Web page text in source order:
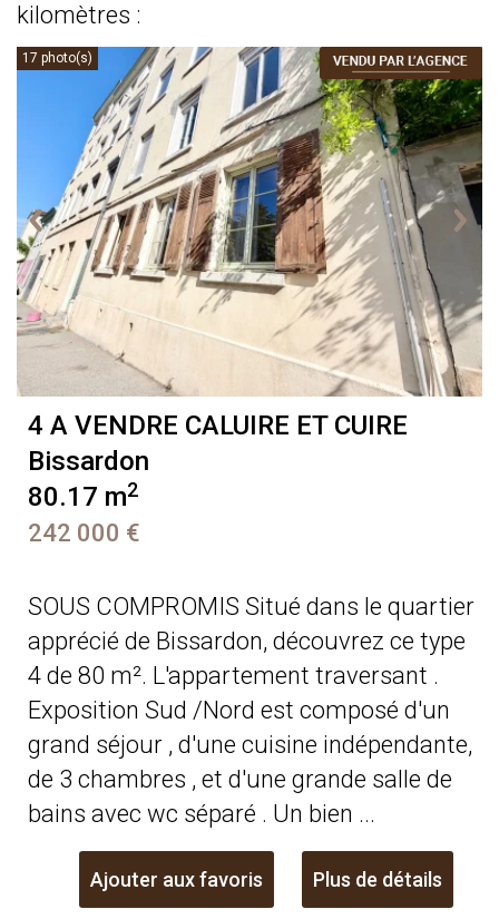
kilomètres :
17 photo(s)
4 A VENDRE CALUIRE ET CUIRE
Bissardon
80.17 m2
242 000 €
SOUS COMPROMIS Situé dans le quartier
apprécié de Bissardon, découvrez ce type
4 de 80 m². L'appartement traversant .
Exposition Sud /Nord est composé d'un
grand séjour , d'une cuisine indépendante,
de 3 chambres , et d'une grande salle de
bains avec wc séparé . Un bien ...
Ajouter aux favoris Plus de détails